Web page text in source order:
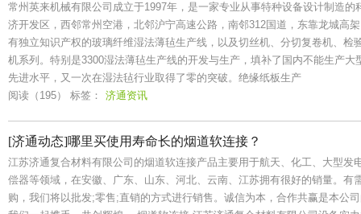
常州英来机械有限公司成立于1997年，是一家专业从事特种设备设计制造
济开发区，西邻常州空港，北邻沪宁高速公路，南邻312国道，东靠龙城高
有独立知识产权的玻璃纤维湿法薄毡生产线，以及切丝机、分切复卷机、检
机系列。特别是3300湿法薄毡生产线的开发与生产，填补了国内不能生产
先进水平，又一次在湿法毡行业取得了零的突破。绝缘纸板生产
阅读（195） 标签： 济通资讯
[济通动态]哪里买使用寿命长的烟道软连接？
江苏济通复合材料有限公司的烟道软连接产品主要用于航天、化工、大型发
偿器等领域，在安徽、广东、山东、河北、云南、江苏拥有很好的销量。有
购，我们将以批发;零售;直销的方式进行销售。诚信为本，合作共赢是本公